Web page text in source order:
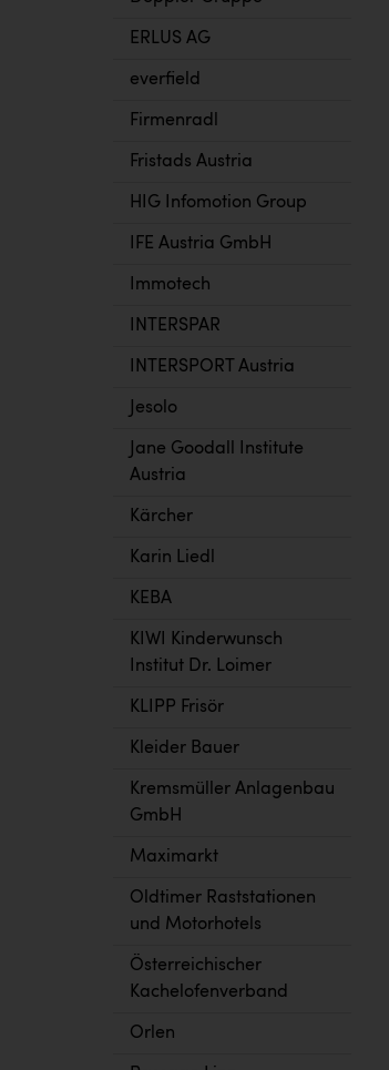
ERLUS AG
everfield
Firmenradl
Fristads Austria
HIG Infomotion Group
IFE Austria GmbH
Immotech
INTERSPAR
INTERSPORT Austria
Jesolo
Jane Goodall Institute
Austria
Kärcher
Karin Liedl
KEBA
KIWI Kinderwunsch
Institut Dr. Loimer
KLIPP Frisör
Kleider Bauer
Kremsmüller Anlagenbau
GmbH
Maximarkt
Oldtimer Raststationen
und Motorhotels
Österreichischer
Kachelofenverband
Orlen